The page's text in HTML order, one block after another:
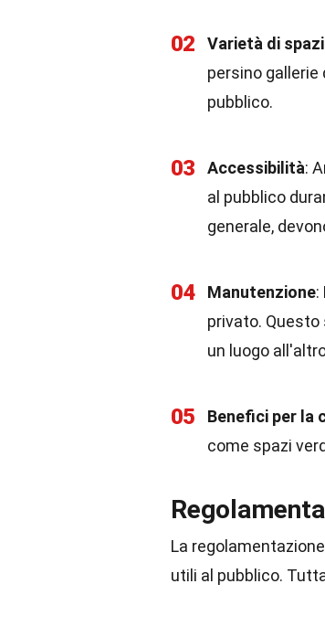
02 Varietà di spazi
persino gallerie
pubblico.
03 Accessibilità:
al pubblico
generale,
04 Manutenzione:
privato.
un luogo
05 Benefici per la
come spazi
La
utili al pubblico.